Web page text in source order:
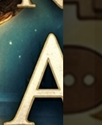
sexe
Graal 163 - La peur de
l'avion
Graal 162 - Pleurer de